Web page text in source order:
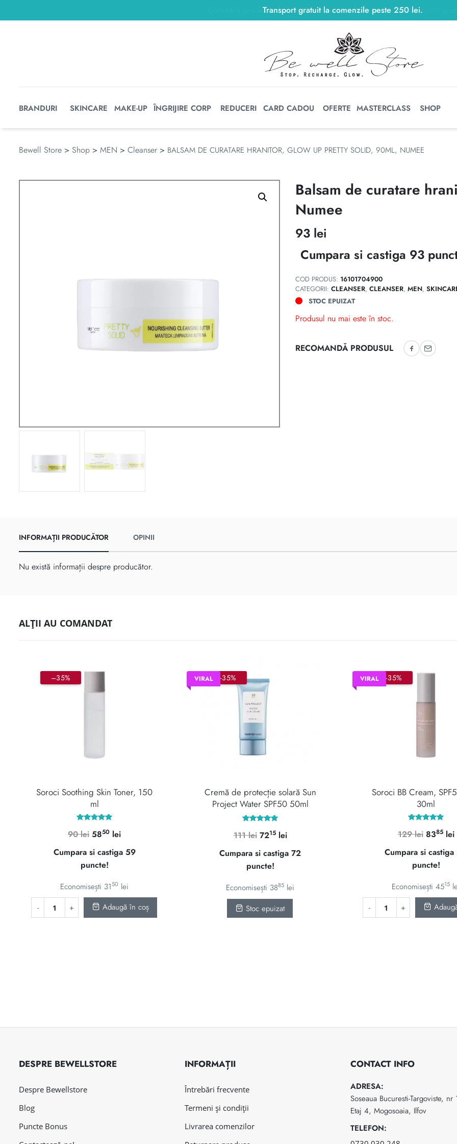
Transport gratuit la comenzile peste 250 lei.
250 lei
BRANDURI SKINCARE MAKE-UP ÎNGRIJIRE CORP REDUCERI CARD CADOU OFERTE MASTERCLASS SHOP
Bewell Store > Shop > MEN > Cleanser > BALSAM DE CURATARE HRANITOR, GLOW UP PRETTY SOLID, 90ML, NUMEE
Balsam de curatare
Numee
93 lei
Cumpara si castiga 93
COD PRODUS: 16101704900
CATEGORII: CLEANSER, CLEANSER, MEN,
STOC EPUIZAT
Produsul nu mai este în stoc.
RECOMANDĂ PRODUSUL
Recomandă
INFORMAȚII PRODUCĂTOR OPINII
Nu există informații despre producător.
ALȚII AU COMANDAT
–35%
Soroci Soothing Skin Toner, 150
ml
5.00
din 5
90lei Prețul
inițial
a
fost:
90 lei.
5850 leiPrețul
curent
este:
Cumpara si castiga 59
puncte!
Economisești 3150 lei
Adaugă în coș
–35%
VIRAL
Cremă de protecție solară Sun
Project Water SPF50 50ml
5.00
din 5
111lei Prețul
inițial
fost:
111 lei.
7215 leiPrețul
curent
Cumpara si castiga 72
puncte!
Economisești 3885 lei
Stoc epuizat
–35%
VIRAL
Soroci BB Cream,
30ml
4.97
din 5
129lei Prețul
inițial
fost:
129 lei.
8385 lei
Cumpara si
puncte!
Economisești 4515
DESPRE BEWELLSTORE
Despre Bewellstore
Blog
Puncte Bonus
INFORMAȚII
Întrebări frecvente
Termeni și condiții
Livrarea comenzilor
CONTACT INFO
ADRESA:
Soseaua Bucuresti-Targoviste,
Etaj 4, Mogosoaia, Ilfov
TELEFON: